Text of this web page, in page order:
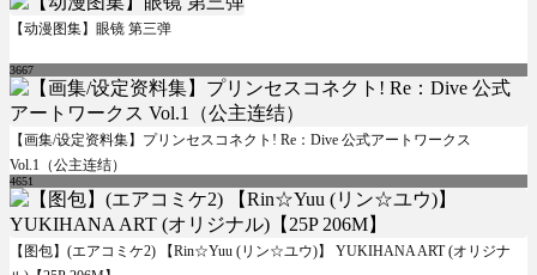
【动漫图集】眼镜 第三弹
3667
【画集/设定资料集】プリンセスコネクト! Re：Dive 公式アートワークス
Vol.1（公主连结）
4651
【图包】(エアコミケ2) 【Rin☆Yuu (リン☆ユウ)】 YUKIHANA ART (オリジナ